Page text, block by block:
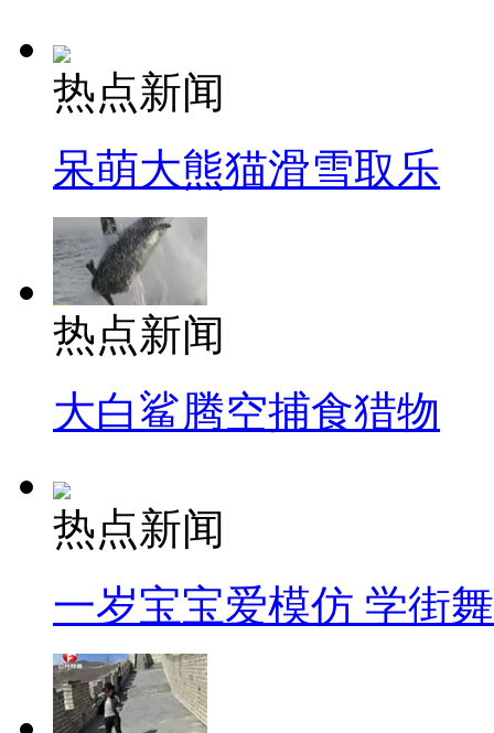
热点新闻
呆萌大熊猫滑雪取乐
热点新闻
大白鲨腾空捕食猎物
热点新闻
一岁宝宝爱模仿 学街